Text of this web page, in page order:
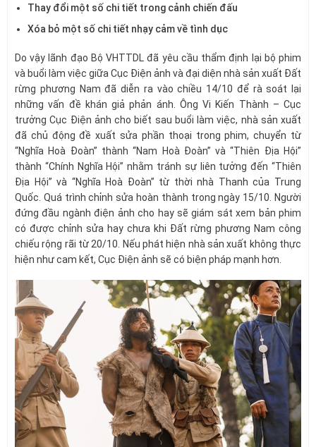
Thay đổi một số chi tiết trong cảnh chiến đấu
Xóa bỏ một số chi tiết nhạy cảm về tình dục
Do vậy lãnh đạo Bộ VHTTDL đã yêu cầu thẩm định lại bộ phim
và buổi làm việc giữa Cục Điện ảnh và đại diện nhà sản xuất Đất
rừng phương Nam đã diễn ra vào chiều 14/10 để rà soát lại
những vấn đề khán giả phản ánh. Ông Vi Kiến Thành – Cục
trưởng Cục Điện ảnh cho biết sau buổi làm việc, nhà sản xuất
đã chủ động đề xuất sửa phần thoại trong phim, chuyển từ
“Nghĩa Hoà Đoàn” thành “Nam Hoà Đoàn” và “Thiên Địa Hội”
thành “Chính Nghĩa Hội” nhằm tránh sự liên tưởng đến “Thiên
Địa Hội” và “Nghĩa Hoà Đoàn” từ thời nhà Thanh của Trung
Quốc. Quá trình chỉnh sửa hoàn thành trong ngày 15/10. Người
đứng đầu ngành điện ảnh cho hay sẽ giám sát xem bản phim
có được chỉnh sửa hay chưa khi Đất rừng phương Nam công
chiếu rộng rãi từ 20/10. Nếu phát hiện nhà sản xuất không thực
hiện như cam kết, Cục Điện ảnh sẽ có biện pháp mạnh hơn.